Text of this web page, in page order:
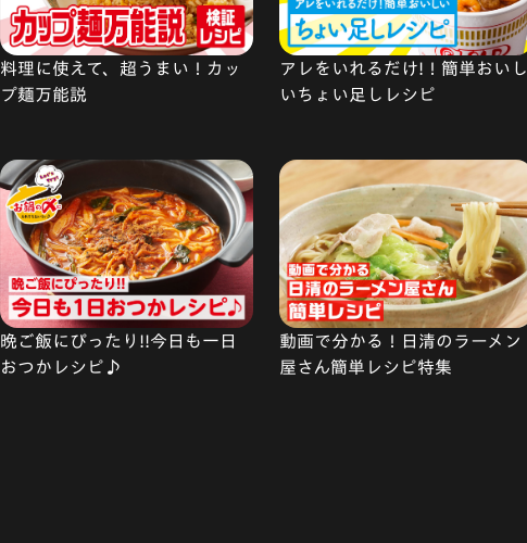
料理に使えて、超うまい！カッ
プ麺万能説
アレをいれるだけ!！簡単おいし
いちょい足しレシピ
晩ご飯にぴったり!!今日も一日
おつかレシピ♪
動画で分かる！日清のラーメン
屋さん簡単レシピ特集